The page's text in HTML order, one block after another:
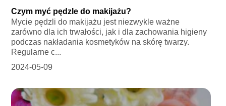
Czym myć pędzle do makijażu?
Mycie pędzli do makijażu jest niezwykle ważne
zarówno dla ich trwałości, jak i dla zachowania higieny
podczas nakładania kosmetyków na skórę twarzy.
Regularne c...
2024-05-09